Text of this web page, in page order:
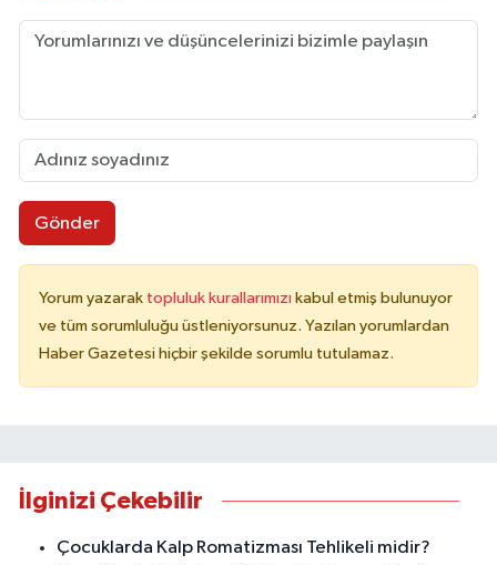
Gönder
Yorum yazarak topluluk kurallarımızı kabul etmiş bulunuyor
ve tüm sorumluluğu üstleniyorsunuz. Yazılan yorumlardan
Haber Gazetesi hiçbir şekilde sorumlu tutulamaz.
İlginizi Çekebilir
Çocuklarda Kalp Romatizması Tehlikeli midir?